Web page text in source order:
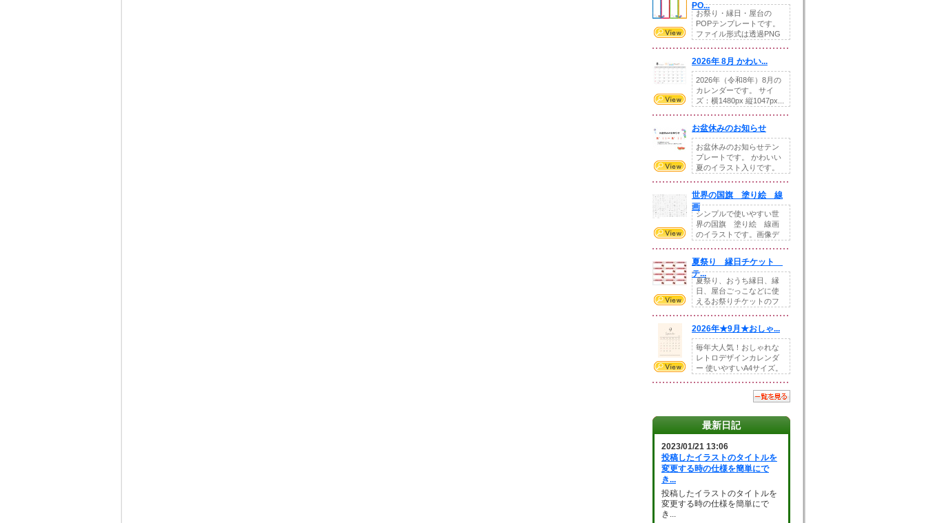
PO...
お祭り・縁日・屋台の
POPテンプレートです。
ファイル形式は透過PNG
2026年 8月 かわい...
2026年（令和8年）8月の
カレンダーです。 サイ
ズ：横1480px 縦1047px...
お盆休みのお知らせ
お盆休みのお知らせテン
プレートです。 かわいい
夏のイラスト入りです。
世界の国旗 塗り絵 線
画
シンプルで使いやすい世
界の国旗 塗り絵 線画
のイラストです。画像デ
夏祭り 縁日チケット
テ...
夏祭り、おうち縁日、縁
日、屋台ごっこなどに使
えるお祭りチケットのフ
2026年★9月★おしゃ...
毎年大人気！おしゃれな
レトロデザインカレンダ
ー 使いやすいA4サイズ。
最新日記
2023/01/21 13:06
投稿したイラストのタイトルを
変更する時の仕様を簡単にで
き...
投稿したイラストのタイトルを
変更する時の仕様を簡単にで
き...